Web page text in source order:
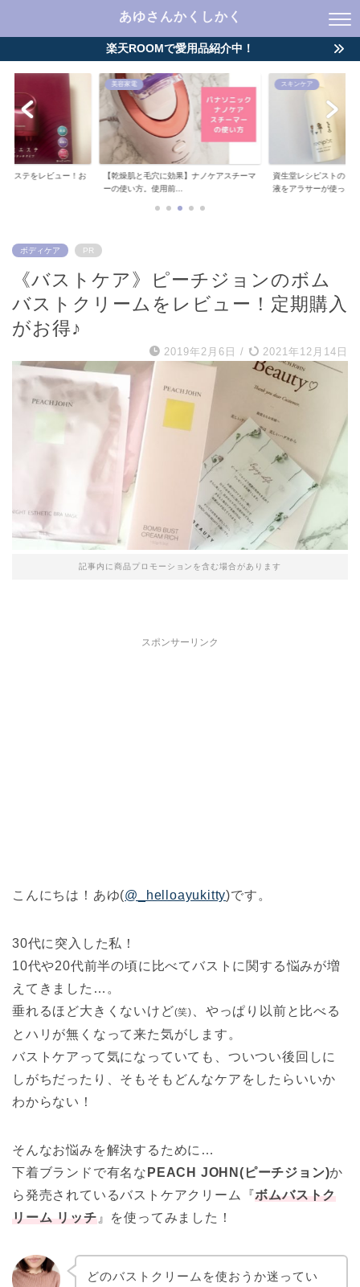
あゆさんかくしかく
楽天ROOMで愛用品紹介中！
エステをレビュー！お
美容家電
【乾燥肌と毛穴に効果】ナノケアスチーマ
ーの使い方。使用前...
スキンケア
資生堂レシピストのプ
液をアラサーが使っ...
ボディケア PR
《バストケア》ピーチジョンのボム
バストクリームをレビュー！定期購入
がお得♪
2019年2月6日 / 2021年12月14日
記事内に商品プロモーションを含む場合があります
スポンサーリンク
こんにちは！あゆ(@_helloayukitty)です。
30代に突入した私！
10代や20代前半の頃に比べてバストに関する悩みが増
えてきました…。
垂れるほど大きくないけど(笑)
、やっぱり以前と比べる
とハリが無くなって来た気がします。
バストケアって気になっていても、ついつい後回しに
しがちだったり、そもそもどんなケアをしたらいいか
わからない！
そんなお悩みを解決するために…
下着ブランドで有名な PEACH JOHN(ピーチジョン)か
ら発売されているバストケアクリーム『ボムバストク
リーム リッチ』を使ってみました！
どのバストクリームを使おうか迷ってい